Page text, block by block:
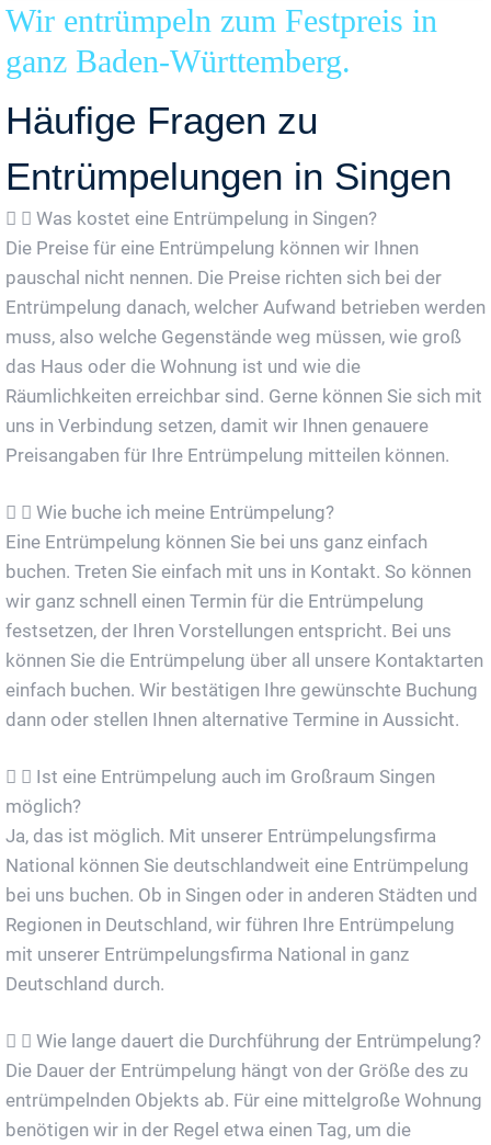
Wir entrümpeln zum Festpreis in
ganz Baden-Württemberg.
Häufige Fragen zu
Entrümpelungen in Singen
Was kostet eine Entrümpelung in Singen?
Die Preise für eine Entrümpelung können wir Ihnen
pauschal nicht nennen. Die Preise richten sich bei der
Entrümpelung danach, welcher Aufwand betrieben werden
muss, also welche Gegenstände weg müssen, wie groß
das Haus oder die Wohnung ist und wie die
Räumlichkeiten erreichbar sind. Gerne können Sie sich mit
uns in Verbindung setzen, damit wir Ihnen genauere
Preisangaben für Ihre Entrümpelung mitteilen können.
Wie buche ich meine Entrümpelung?
Eine Entrümpelung können Sie bei uns ganz einfach
buchen. Treten Sie einfach mit uns in Kontakt. So können
wir ganz schnell einen Termin für die Entrümpelung
festsetzen, der Ihren Vorstellungen entspricht. Bei uns
können Sie die Entrümpelung über all unsere Kontaktarten
einfach buchen. Wir bestätigen Ihre gewünschte Buchung
dann oder stellen Ihnen alternative Termine in Aussicht.
Ist eine Entrümpelung auch im Großraum Singen
möglich?
Ja, das ist möglich. Mit unserer Entrümpelungsfirma
National können Sie deutschlandweit eine Entrümpelung
bei uns buchen. Ob in Singen oder in anderen Städten und
Regionen in Deutschland, wir führen Ihre Entrümpelung
mit unserer Entrümpelungsfirma National in ganz
Deutschland durch.
Wie lange dauert die Durchführung der Entrümpelung?
Die Dauer der Entrümpelung hängt von der Größe des zu
entrümpelnden Objekts ab. Für eine mittelgroße Wohnung
benötigen wir in der Regel etwa einen Tag, um die